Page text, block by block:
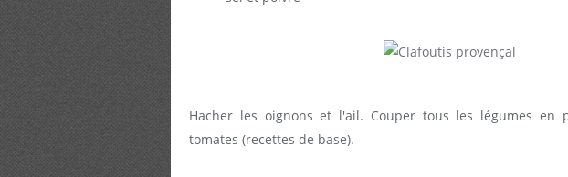
Hacher les oignons et l'ail. Couper tous les légumes en
tomates (recettes de base).